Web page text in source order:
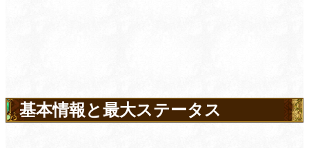
基本情報と最大ステータス